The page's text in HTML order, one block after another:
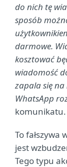
do nich tę
sposób
darmowe.
kosztować
wiadomość
zapala się na
WhatsApp
komunikatu.
To fałszywa
jest
Tego typu